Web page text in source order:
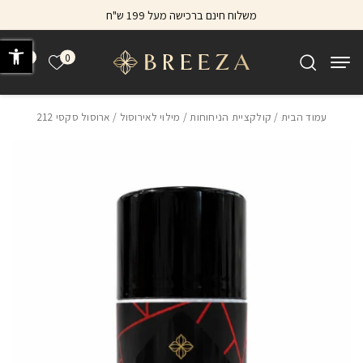
משלוח חינם ברכישה מעל 199 ש"ח
0 הרשימה
עמוד הבית / קולקציית הניחוחות/ מילוי לאירוסול / ארוסול סקסי 212